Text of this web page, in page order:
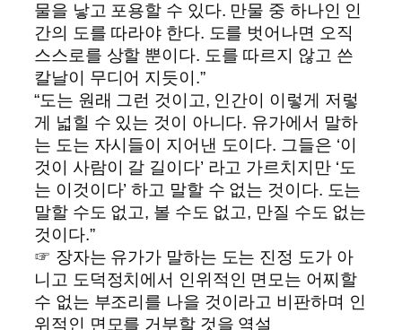
물을 낳고 포용할 수 있다. 만물 중 하나인 인
간의 도를 따라야 한다. 도를 벗어나면 오직
스스로를 상할 뿐이다. 도를 따르지 않고 쓴
칼날이 무디어 지듯이.”
“도는 원래 그런 것이고, 인간이 이렇게 저렇
게 넓힐 수 있는 것이 아니다. 유가에서 말하
는 도는 자시들이 지어낸 도이다. 그들은 ‘이
것이 사람이 갈 길이다’ 라고 가르치지만 ‘도
는 이것이다’ 하고 말할 수 없는 것이다. 도는
말할 수도 없고, 볼 수도 없고, 만질 수도 없는
것이다.”
☞ 장자는 유가가 말하는 도는 진정 도가 아
니고 도덕정치에서 인위적인 면모는 어찌할
수 없는 부조리를 나을 것이라고 비판하며 인
위적인 면모를 거부할 것을 역설